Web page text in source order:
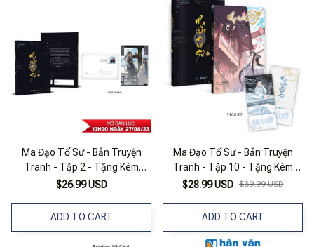
Ma Đạo Tổ Sư - Bản Truyện
Tranh - Tập 2 - Tặng Kèm
Postcard
$26.99 USD
ADD TO CART
Ma Đạo Tổ Sư - Bản Truyện
Tranh - Tập 10 - Tặng Kèm
Ticket
$28.99 USD $39.99 USD
ADD TO CART